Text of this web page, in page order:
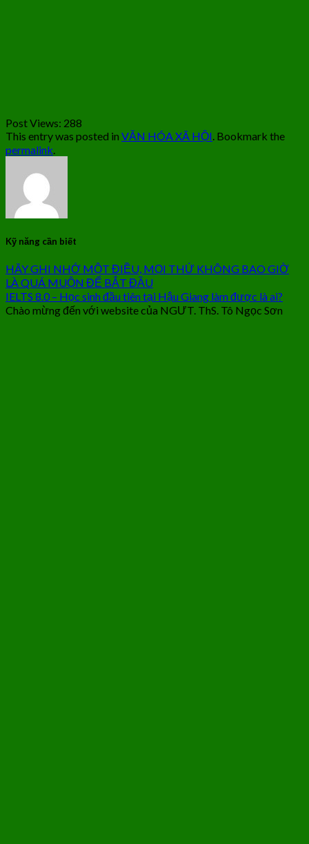
Post Views: 288
This entry was posted in VĂN HÓA XÃ HỘI. Bookmark the
permalink.
Kỹ năng cần biết
HÃY GHI NHỚ MỘT ĐIỀU, MỌI THỨ KHÔNG BAO GIỜ
LÀ QUÁ MUỘN ĐỂ BẮT ĐẦU
IELTS 8.0 – Học sinh đầu tiên tại Hậu Giang làm được là ai?
Chào mừng đến với website của NGƯT. ThS. Tô Ngọc Sơn